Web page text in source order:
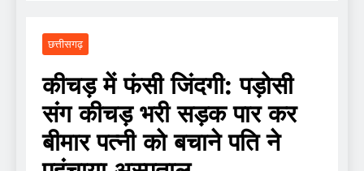
छत्तीसगढ़
कीचड़ में फंसी जिंदगी: पड़ोसी
संग कीचड़ भरी सड़क पार कर
बीमार पत्नी को बचाने पति ने